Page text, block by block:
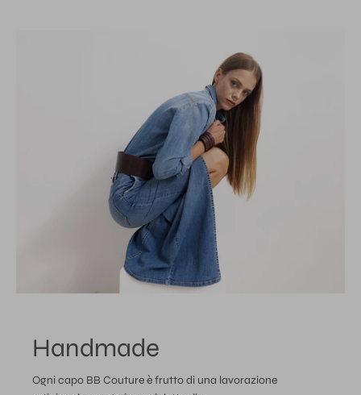
Handmade
Ogni capo BB Couture è frutto di una lavorazione